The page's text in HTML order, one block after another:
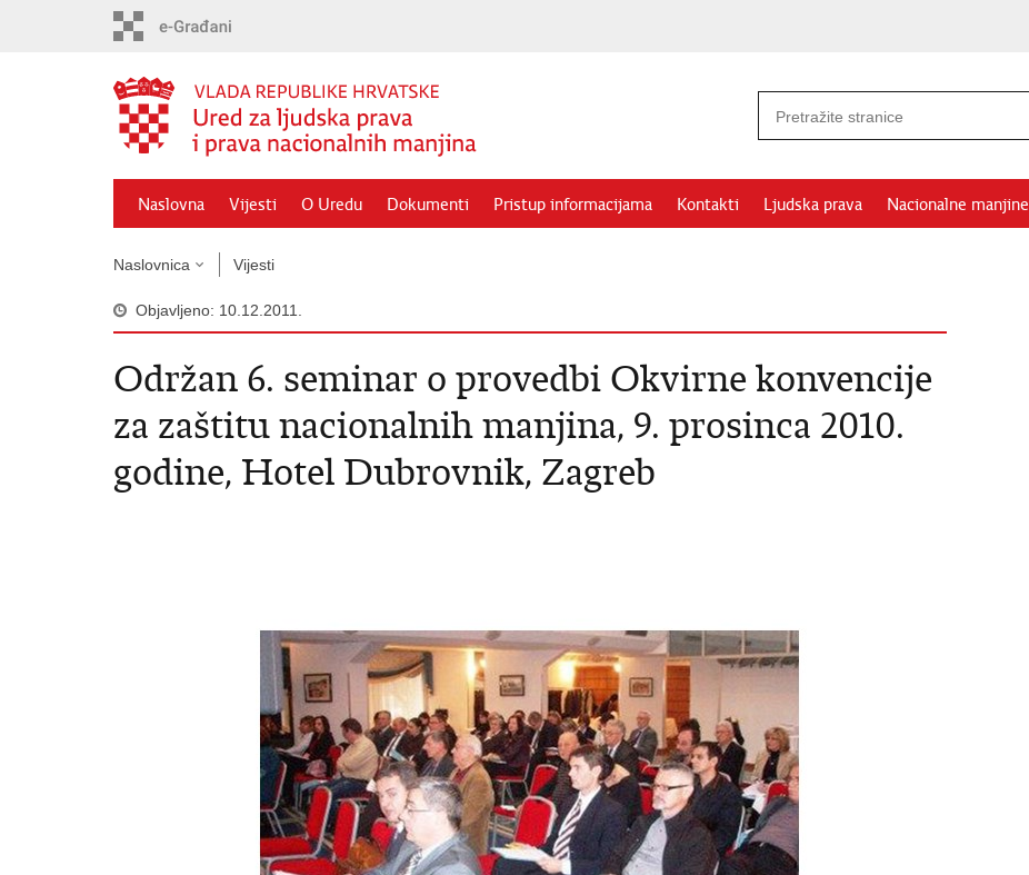
Naslovna Vijesti O Uredu Dokumenti Pristup informacijama Kontakti Ljudska prava Nacionalne manjine
Naslovnica Vijesti
Objavljeno: 10.12.2011.
Održan 6. seminar o provedbi Okvirne konvencije
za zaštitu nacionalnih manjina, 9. prosinca 2010.
godine, Hotel Dubrovnik, Zagreb